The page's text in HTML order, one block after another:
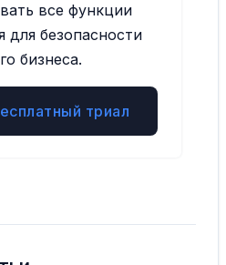
все функции
для безопасности
бизнеса.
триал